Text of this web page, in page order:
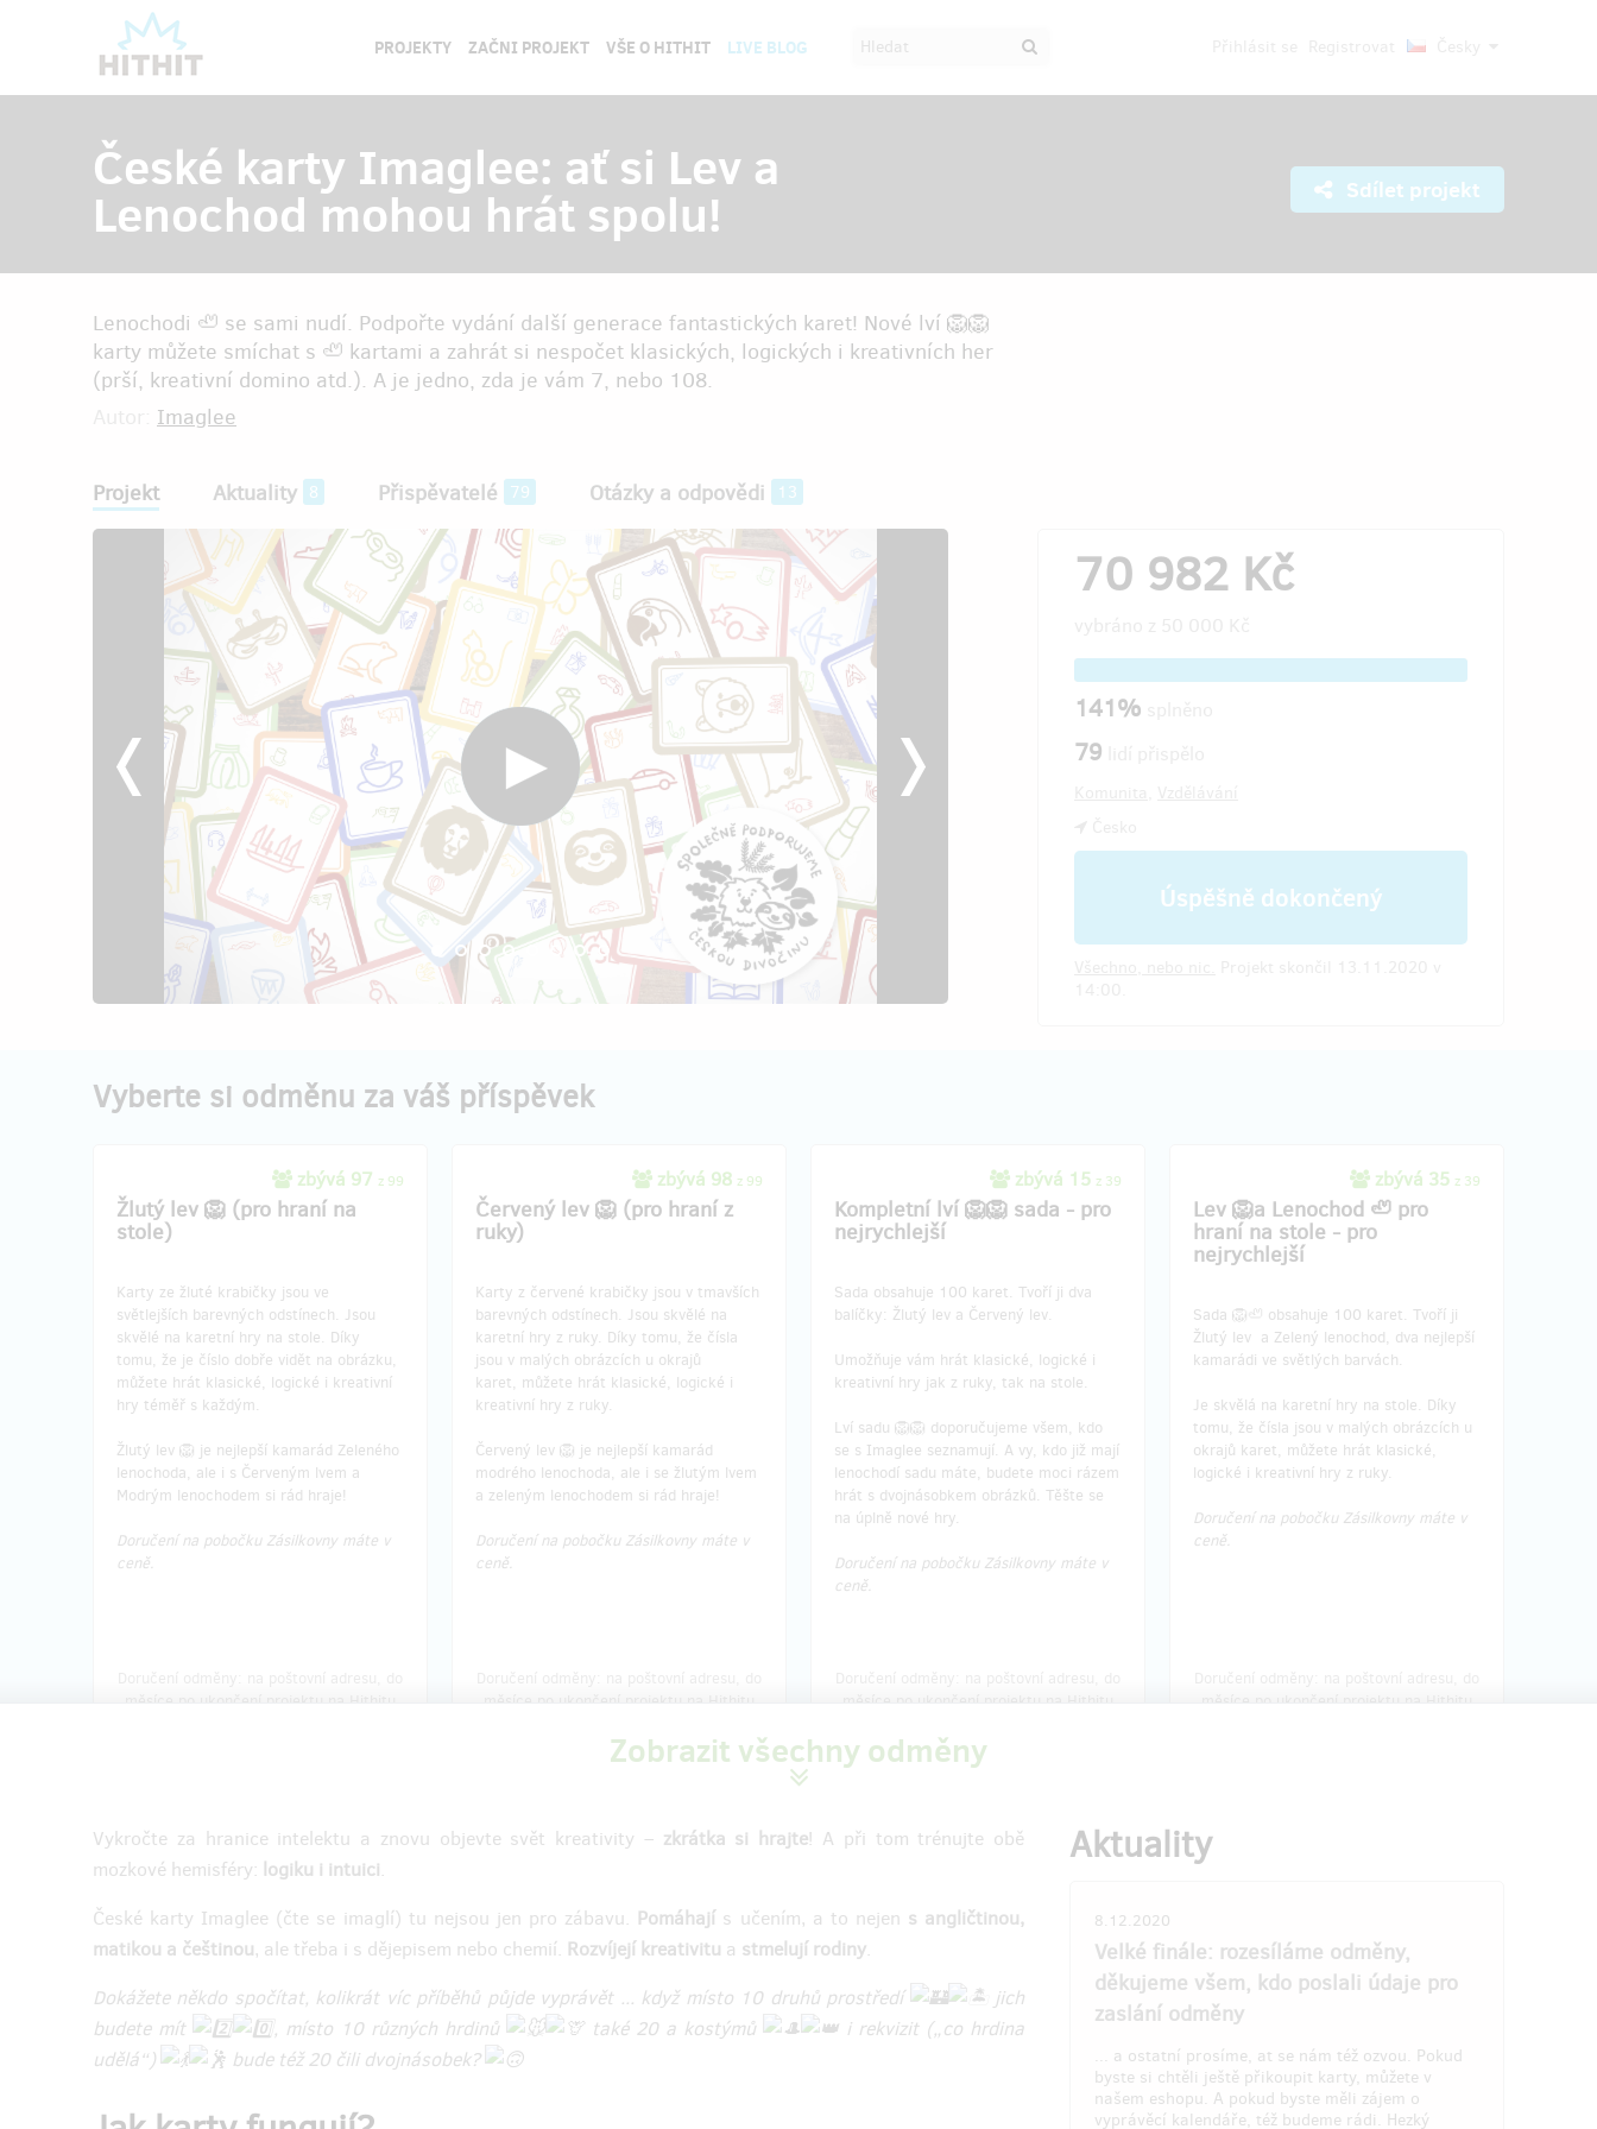
PROJEKTY ZAČNI PROJEKT VŠE O HITHIT LIVE BLOG
České karty Imaglee: ať si Lev a
Lenochod mohou hrát spolu! Sdílet projekt
Lenochodi 🦥 se sami nudí. Podpořte vydání další generace fantastických karet! Nové lví 🦁🦁
karty můžete smíchat s 🦥 kartami a zahrát si nespočet klasických, logických i kreativních her
(prší, kreativní domino atd.). A je jedno, zda je vám 7, nebo 108.
Imaglee
Projekt Aktuality 8 Přispěvatelé 79 Otázky a odpovědi 13
70 982 Kč
141%
79
Úspěšně dokončený
Vyberte si odměnu za váš příspěvek
zbývá 97 z 99
Žlutý lev 🦁 (pro hraní na
stole)
Karty ze žluté krabičky jsou ve
světlejších barevných odstínech. Jsou
skvělé na karetní hry na stole. Díky
tomu, že je číslo dobře vidět na obrázku,
můžete hrát klasické, logické i kreativní
hry téměř s každým.
Žlutý lev 🦁 je nejlepší kamarád Zeleného
lenochoda, ale i s Červeným lvem a
Modrým lenochodem si rád hraje!
Doručení na pobočku Zásilkovny máte v
ceně.
měsíce po ukončení projektu na Hithitu
zbývá 98 z 99
Červený lev 🦁 (pro hraní z
ruky)
Karty z červené krabičky jsou v tmavších
barevných odstínech. Jsou skvělé na
karetní hry z ruky. Díky tomu, že čísla
jsou v malých obrázcích u okrajů
karet, můžete hrát klasické, logické i
kreativní hry z ruky.
Červený lev 🦁 je nejlepší kamarád
modrého lenochoda, ale i se žlutým lvem
a zeleným lenochodem si rád hraje!
Doručení na pobočku Zásilkovny máte v
ceně.
měsíce po ukončení projektu na Hithitu
zbývá 15 z 39
Kompletní lví 🦁🦁 sada - pro
nejrychlejší
Sada obsahuje 100 karet. Tvoří ji dva
balíčky: Žlutý lev a Červený lev.
Umožňuje vám hrát klasické, logické i
kreativní hry jak z ruky, tak na stole.
Lví sadu 🦁🦁 doporučujeme všem, kdo
se s Imaglee seznamují. A vy, kdo již mají
lenochodí sadu máte, budete moci rázem
hrát s dvojnásobkem obrázků. Těšte se
na úplně nové hry.
Doručení na pobočku Zásilkovny máte v
ceně.
měsíce po ukončení projektu na Hithitu
zbývá 35 z 39
Lev 🦁a Lenochod 🦥 pro
hraní na stole - pro
nejrychlejší
Sada 🦁🦥 obsahuje 100 karet. Tvoří ji
Žlutý lev a Zelený lenochod, dva nejlepší
kamarádi ve světlých barvách.
Je skvělá na karetní hry na stole. Díky
tomu, že čísla jsou v malých obrázcích u
okrajů karet, můžete hrát klasické,
logické i kreativní hry z ruky.
Doručení na pobočku Zásilkovny máte v
ceně.
měsíce po ukončení projektu na Hithitu
Lev 🦁a Lenochod 🦥 pro
hraní z ruky - pro nejrychlejší
Sada🦁🦥 obsahuje 100 karet. Tvoří ji
Červený lev a Modrý lenochod, dva
Je skvělá na karetní hry z ruky. Díky
tomu, že je číslo dobře vidět na obrázku,
můžete hrát klasické, logické i kreativní
Kompletní lví 🦁🦁 sada - na
Sada obsahuje 100 karet. Tvoří ji dva
balíčky: Žlutý lev a Červený lev.
Umožňuje vám hrát klasické, logické i
kreativní hry jak z ruky, tak na stole.
Lví sadu 🦁🦁 doporučujeme všem, kdo
Celá 🦁🦁🦥🦥 parta - pro
Zelený a Modrý lenochod.
Dohromady získáte čtyři balíčky s 200
kartami v 10 barvách a s velkým
Kupujete si celou partu? Děkujeme vám
Dvě kompletní lví sady 🦁🦁
vás a ještě jedna pro někoho, koho máte
rádi. 🎁 🍀🌺🌼🌞
Umožňuje vám hrát klasické, logické i
kreativní hry jak z ruky, tak na stole.
Doručení na pobočku Zásilkovny máte v
ceně.
Zobrazit všechny odměny
Vykročte za hranice intelektu a znovu objevte svět kreativity – zkrátka si hrajte! A při tom trénujte obě
mozkové hemisféry: logiku i intuici.
České karty Imaglee (čte se imaglí) tu nejsou jen pro zábavu. Pomáhajís učením, a to nejen s angličtinou,
matikou a češtinou, ale třeba i s dějepisem nebo chemií. Rozvíjejí kreativitu a stmelují rodiny.
Dokážete někdo spočítat, kolikrát víc příběhů půjde vyprávět ... když místo 10 druhů prostředí
jich
budete mít
, místo 10 různých hrdinů také 20 a kostýmů
i rekvizit („co hrdina
udělá“)
bude též 20 čili dvojnásobek?
Aktuality
8.12.2020
Velké finále: rozesíláme odměny,
děkujeme všem, kdo poslali údaje pro
zaslání odměny
... a ostatní prosíme, at se nám též ozvou. Pokud
byste si chtěli ještě přikoupit karty, můžete v
našem eshopu. A pokud byste měli zájem o
vyprávěcí kalendáře, též budeme rádi. Hezký